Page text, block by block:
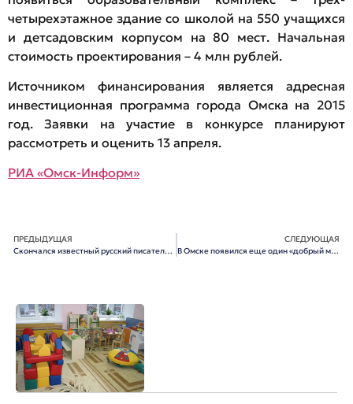
четырехэтажное здание со школой на 550 учащихся
и детсадовским корпусом на 80 мест. Начальная
стоимость проектирования – 4 млн рублей.
Источником финансирования является адресная
инвестиционная программа города Омска на 2015
год. Заявки на участие в конкурсе планируют
рассмотреть и оценить 13 апреля.
РИА «Омск-Информ»
ПРЕДЫДУЩАЯ
Скончался известный русский писатель Валентин Распутин
СЛЕДУЮЩАЯ
В Омске появился еще один «добрый маршрутчик»